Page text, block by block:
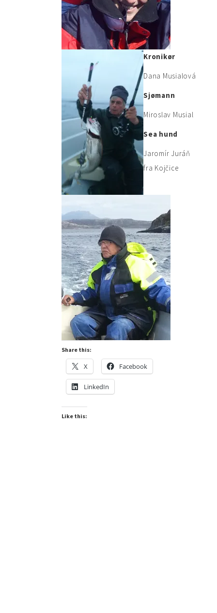
Kronikør
Dana Musialová
Sjømann
Miroslav Musial
Sea hund
Jaromír Juráň
fra Kojčice
Share this:
X Facebook
LinkedIn
Like this: